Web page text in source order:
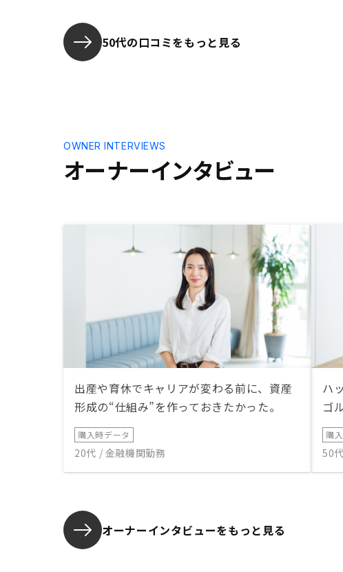
す、の理由をもう少し。。
50代の口コミをもっと見る
オーナーインタビュー
OWNER INTERVIEWS
出産や育休でキャリアが変わる前に、資産
形成の“仕組み”を作っておきたかった。
購入時データ
20代 / 金融機関勤務
ハ
ゴ
購
50
オーナーインタビューをもっと見る